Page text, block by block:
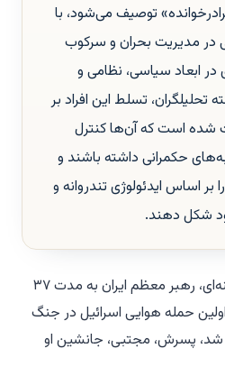
توصیف می‌شود، با
در مدیریت بحران و سرکوب
در ابعاد سیاسی، نظامی و
تحلیلگران، تسلط این افراد بر
شده است که آن‌ها کنترل
حکمرانی داشته باشند و
بر اساس ایدئولوژی تندروانه و
شکل دهند.
هنگامی که آیت‌الله علی خامنه‌ای، رهبر معظم ایران به مدت ۳۷
فوریه طی اولین حمله هوایی اسرائیل در جنگ
پسرش، مجتبی، جانشین او